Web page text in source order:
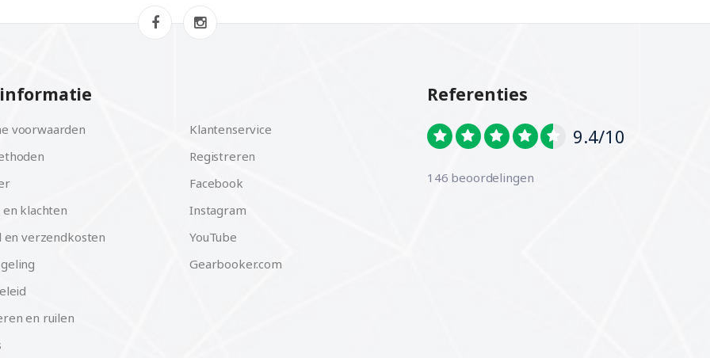
voorwaarden
klachten
verzendkosten
en ruilen
Klantenservice
Registreren
Facebook
Instagram
YouTube
Gearbooker.com
Referenties
9.4/10
146 beoordelingen